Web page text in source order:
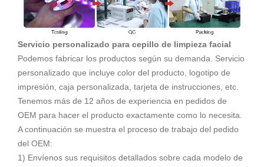
Servicio personalizado para cepillo de limpieza facial
Podemos fabricar los productos según su demanda. Servicio
personalizado que incluye color del producto, logotipo de
impresión, caja personalizada, tarjeta de instrucciones, etc.
Tenemos más de 12 años de experiencia en pedidos de
OEM para hacer el producto exactamente como lo necesita.
A continuación se muestra el proceso de trabajo del pedido
del OEM:
1) Envíenos sus requisitos detallados sobre cada modelo de